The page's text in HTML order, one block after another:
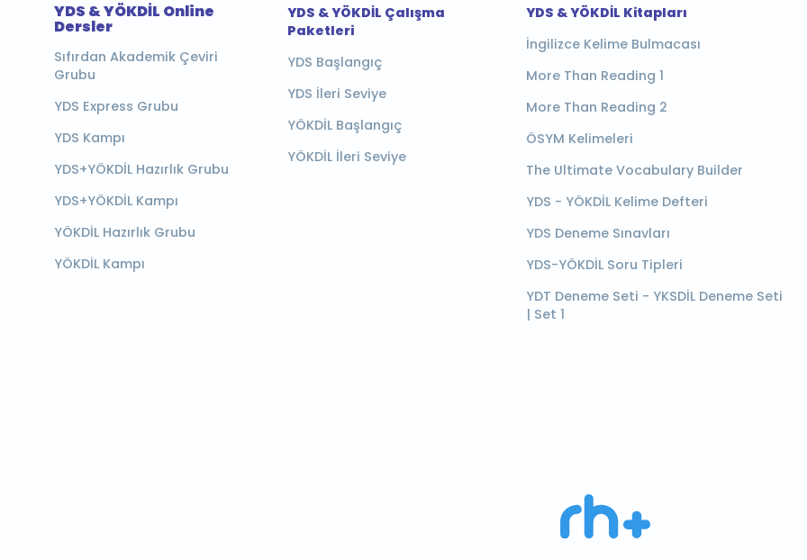
YDS & YÖKDİL Online
Dersler
Sıfırdan Akademik Çeviri
Grubu
YDS Express Grubu
YDS Kampı
YDS+YÖKDİL Hazırlık Grubu
YDS+YÖKDİL Kampı
YÖKDİL Hazırlık Grubu
YÖKDİL Kampı
YDS & YÖKDİL Çalışma
Paketleri
YDS Başlangıç
YDS İleri Seviye
YÖKDİL Başlangıç
YÖKDİL İleri Seviye
YDS & YÖKDİL Kitapları
İngilizce Kelime Bulmacası
More Than Reading 1
More Than Reading 2
ÖSYM Kelimeleri
The Ultimate Vocabulary Builder
YDS - YÖKDİL Kelime Defteri
YDS Deneme Sınavları
YDS-YÖKDİL Soru Tipleri
YDT Deneme Seti - YKSDİL Deneme Seti
| Set 1